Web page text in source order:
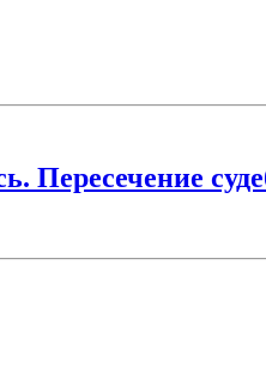
Пересечение